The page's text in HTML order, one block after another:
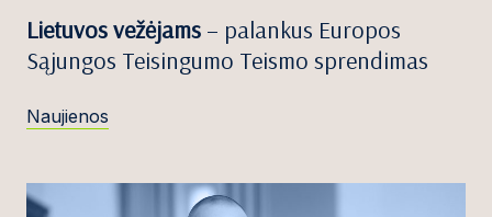
Lietuvos vežėjams – palankus Europos
Sąjungos Teisingumo Teismo sprendimas
Naujienos